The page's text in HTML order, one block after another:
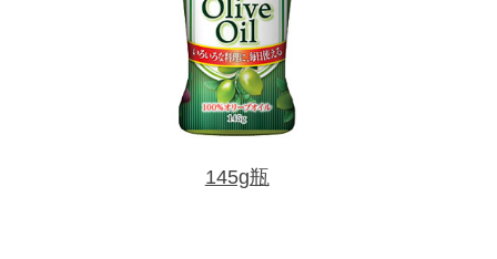
145g瓶